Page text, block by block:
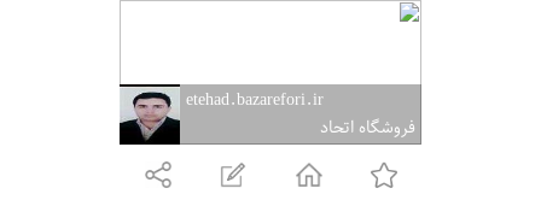
etehad.bazarefori.ir
فروشگاه اتحاد